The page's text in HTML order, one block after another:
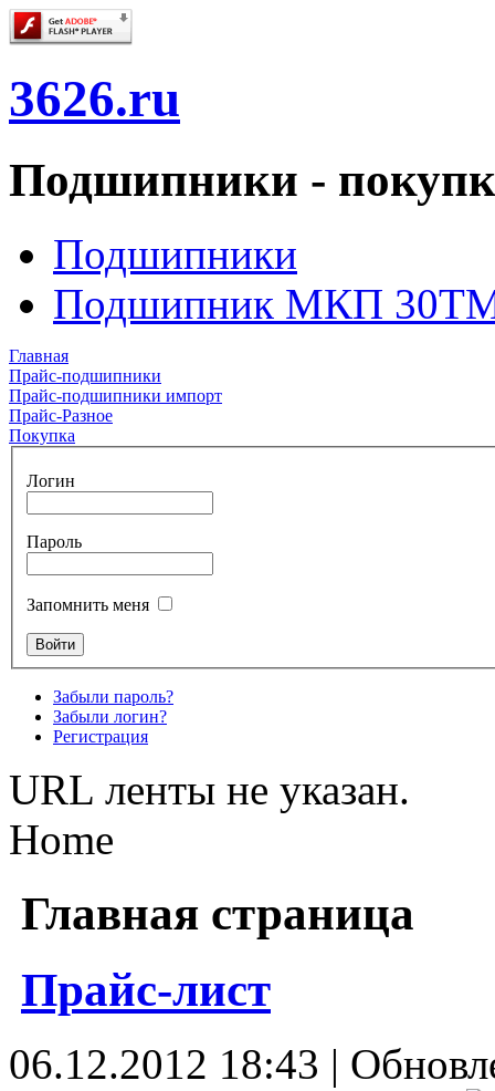
3626.ru
Подшипники -
Подшипники
Подшипник МКП
Главная
Прайс-подшипники
Прайс-подшипники импорт
Прайс-Разное
Покупка
Логин
Пароль
Запомнить меня
Забыли пароль?
Забыли логин?
Регистрация
URL ленты не указан.
Home
Главная страница
Прайс-лист
06.12.2012 18:43 |